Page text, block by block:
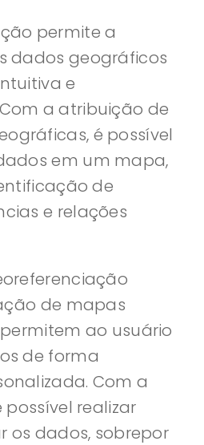
permite a
dados geográficos
e
a atribuição de
é possível
em um mapa,
de
e relações
de mapas
ao usuário
de forma
Com a
realizar
os dados, sobrepor